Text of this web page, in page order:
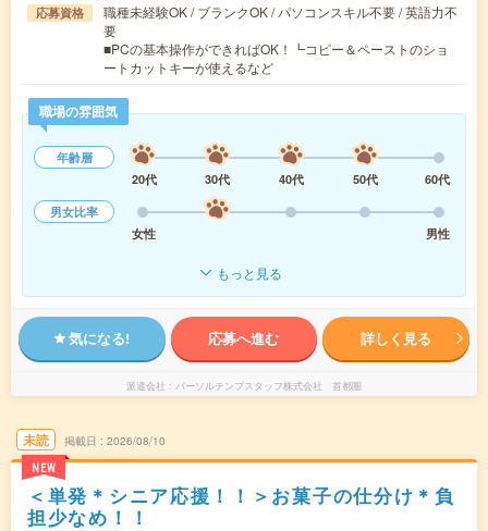
応募資格
職種未経験OK / ブランクOK / パソコンスキル不要 / 英語力不
要
■PCの基本操作ができればOK！┗コピー＆ペーストのショ
ートカットキーが使えるなど
職場の雰囲気
年齢層
20代
30代 40代 50代
60代
男女比率
女性
男性
もっと見る
気になる! 応募へ進む 詳しく見る
派遣会社 パーソルテンプスタッフ株式会社 首都圏
未読
NEW
掲載日 2026/08/10
＜単発＊シニア応援！！＞お菓子の仕分け＊負
担少なめ！！